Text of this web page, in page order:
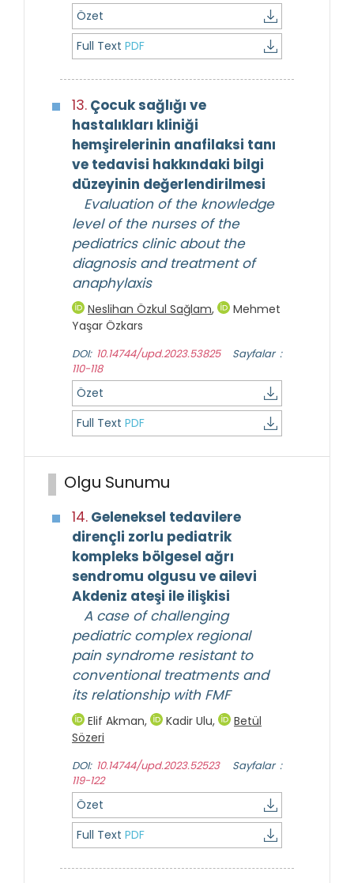
Özet
Full Text PDF
13. Çocuk sağlığı ve
hastalıkları kliniği
hemşirelerinin anafilaksi tanı
ve tedavisi hakkındaki bilgi
düzeyinin değerlendirilmesi
Evaluation of the knowledge
level of the nurses of the
pediatrics clinic about the
diagnosis and treatment of
anaphylaxis
Neslihan Özkul Sağlam,
Mehmet
Yaşar Özkars
DOI: 10.14744/upd.2023.53825
Sayfalar :
110-118
Özet
Full Text PDF
Olgu Sunumu
14. Geleneksel tedavilere
dirençli zorlu pediatrik
kompleks bölgesel ağrı
sendromu olgusu ve ailevi
Akdeniz ateşi ile ilişkisi
A case of challenging
pediatric complex regional
pain syndrome resistant to
conventional treatments and
its relationship with FMF
Elif Akman, Kadir Ulu,
Betül
Sözeri
DOI: 10.14744/upd.2023.52523
Sayfalar :
119-122
Özet
Full Text PDF